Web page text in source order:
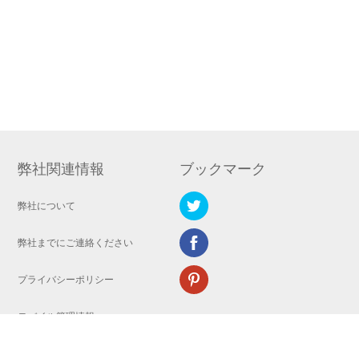
弊社関連情報
弊社について
弊社までにご連絡ください
プライバシーポリシー
モバイル管理情報
ブックマーク